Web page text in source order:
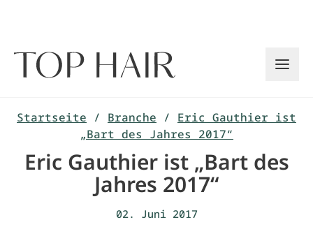
Startseite / Branche / Eric Gauthier ist
„Bart des Jahres 2017“
Eric Gauthier ist „Bart des
Jahres 2017“
02. Juni 2017